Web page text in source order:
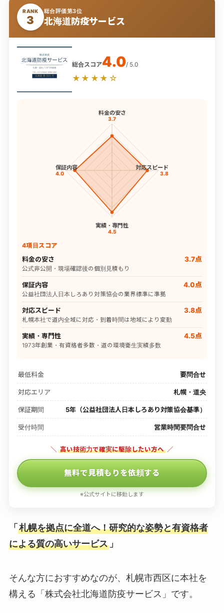
RANK
3
総合評価第3位
北海道防疫サービス
総合スコア4.0/ 5.0
★★★★☆
料金の安さ
3.7
対応スピード
3.8
実績・専門性
4.5
保証内容
4.0
4項目スコア
料金の安さ 3.7点
公式非公開・現場確認後の個別見積もり
保証内容 4.0点
公益社団法人日本しろあり対策協会の業界標準に準拠
対応スピード 3.8点
札幌本社で道内全域に対応・到着時間は地域により変動
実績・専門性 4.5点
1973年創業・有資格者多数・道の環境衛生実績多数
最低料金 要問合せ
対応エリア 札幌・道央
保証期間 5年（公益社団法人日本しろあり対策協会基準）
受付時間 営業時間要問合せ
＼ 高い技術力で確実に駆除したい方へ ／
無料で見積もりを依頼する
※公式サイトに移動します
「 札幌を拠点に全道へ！研究的な姿勢と有資格者
による質の高いサービス」
そんな方におすすめなのが、札幌市西区に本社を
構える「株式会社北海道防疫サービス」です。